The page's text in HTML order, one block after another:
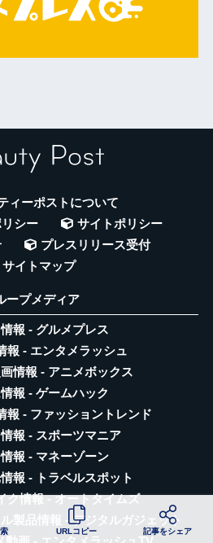
ィーポストについて
シー
サイトポリシー
プレスリリース受付
サイトマップ
ープメディア
報 - グルメプレス
報 - エンタメラッシュ
情報 - アニメボックス
報 - ゲームハック
報 - ファッショントレンド
報 - スポーツマニア
報 - マネーゾーン
報 - トラベルスポット
ク情報 - オートタイムズ
製品情報 - デジタルガジェット
URLコピー 記事をシェア